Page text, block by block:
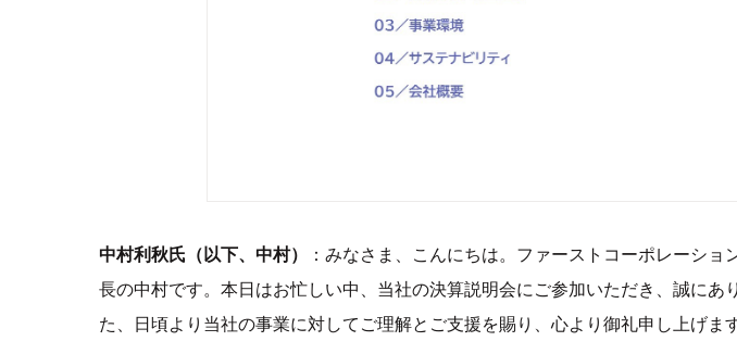
中村利秋氏（以下、中村）
：みなさま、こんにちは。ファーストコーポレーショ
長の中村です。本日はお忙しい中、当社の決算説明会にご参加いただき、誠にあ
た、日頃より当社の事業に対してご理解とご支援を賜り、心より御礼申し上げます